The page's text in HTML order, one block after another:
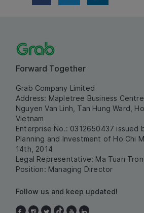
Forward Together
Grab Company Limited
Address: Mapletree Business
Nguyen Van Linh, Tan Hung Ward,
Vietnam
Enterprise No.: 0312650437
Planning and Investment of Ho Chi
14th, 2014
Legal Representative: Ma Tuan
Position: Managing Director
Follow us and keep updated!